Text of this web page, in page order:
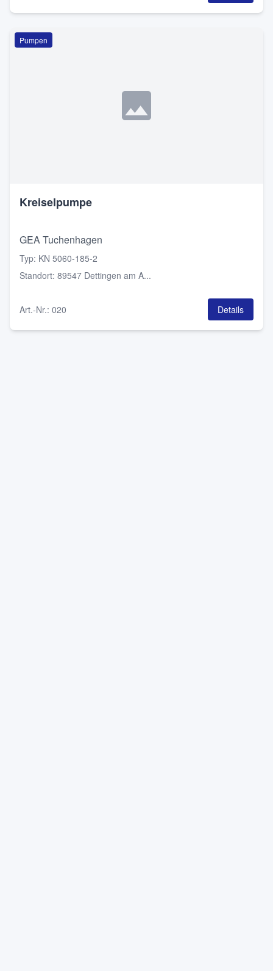
Pumpen
Kreiselpumpe
GEA Tuchenhagen
Typ: KN 5060-185-2
Standort: 89547 Dettingen am A...
Art.-Nr.: 020 Details